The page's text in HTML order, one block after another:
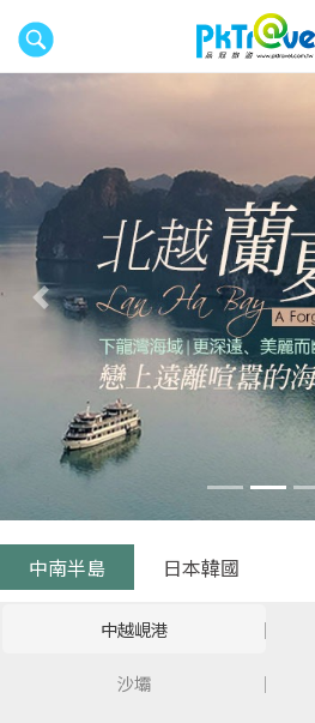
往前
中南半島 日本韓國
中越峴港
沙壩